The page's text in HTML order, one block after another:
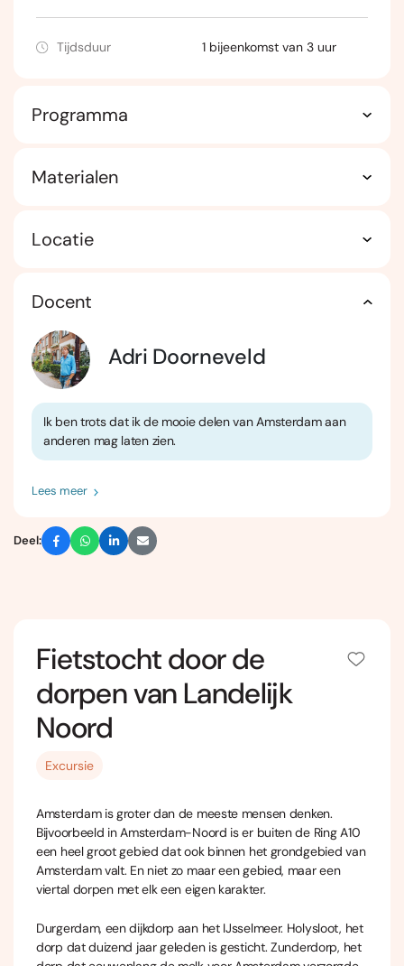
Fietstocht door de
dorpen van Landelijk
Noord
Excursie
Amsterdam is groter dan de meeste mensen denken.
Bijvoorbeeld in Amsterdam-Noord is er buiten de Ring A10
een heel groot gebied dat ook binnen het grondgebied van
Amsterdam valt. En niet zo maar een gebied, maar een
viertal dorpen met elk een eigen karakter.
Durgerdam, een dijkdorp aan het IJsselmeer. Holysloot, het
dorp dat duizend jaar geleden is gesticht. Zunderdorp, het
Tijdsduur 1 bijeenkomst van 3 uur
Programma
Materialen
Locatie
Docent
Adri Doorneveld
Ik ben trots dat ik de mooie delen van Amsterdam aan
anderen mag laten zien.
Lees meer
Deel: